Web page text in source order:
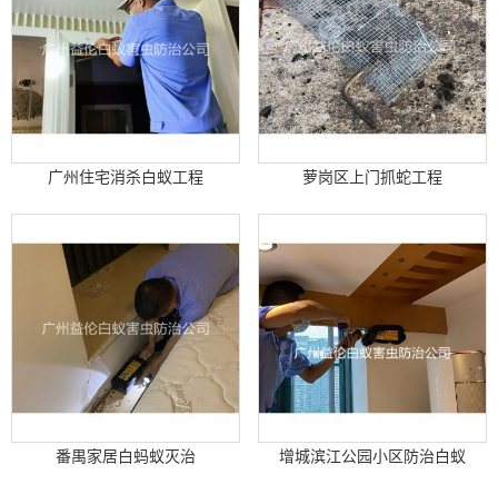
广州住宅消杀白蚁工程 萝岗区上门抓蛇工程
番禺家居白蚂蚁灭治 增城滨江公园小区防治白蚁